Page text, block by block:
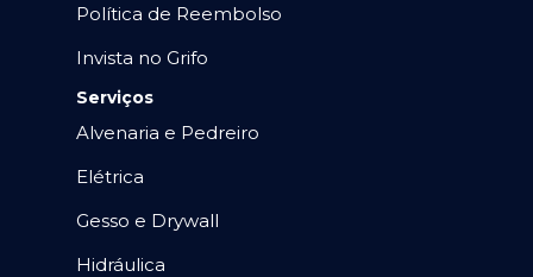
Política de Reembolso
Invista no Grifo
Serviços
Alvenaria e Pedreiro
Elétrica
Gesso e Drywall
Hidráulica